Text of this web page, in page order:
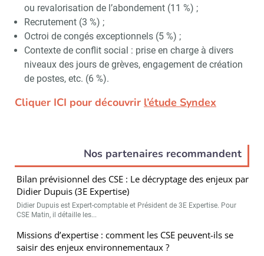
ou revalorisation de l’abondement (11 %) ;
Recrutement (3 %) ;
Octroi de congés exceptionnels (5 %) ;
Contexte de conflit social : prise en charge à divers
niveaux des jours de grèves, engagement de création
de postes, etc. (6 %).
Cliquer ICI pour découvrir l’étude Syndex
Nos partenaires recommandent
Bilan prévisionnel des CSE : Le décryptage des enjeux par
Didier Dupuis (3E Expertise)
Didier Dupuis est Expert-comptable et Président de 3E Expertise. Pour
CSE Matin, il détaille les...
Missions d’expertise : comment les CSE peuvent-ils se
saisir des enjeux environnementaux ?